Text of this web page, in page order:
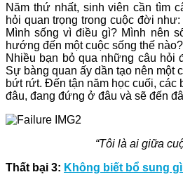
Năm thứ nhất, sinh viên cần tìm
hỏi quan trọng trong cuộc đời
Mình sống vì điều gì? Mình nên
hướng đến một cuộc sống thế nào?
Nhiều bạn bỏ qua những câu hỏi
Sự bàng quan ấy dần tạo nên một
bứt rứt. Đến tận năm học cuối, các
đâu, đang đứng ở đâu và sẽ đến
“Tôi là ai giữa
Thất bại 3: Không biết bổ sung